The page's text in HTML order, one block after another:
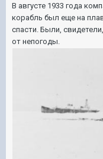
В августе 1933 года
корабль был еще на
спасти. Были,
от непогоды.